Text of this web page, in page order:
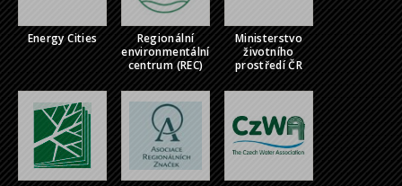
Energy Cities
Regionální
environmentální
centrum (REC)
Ministerstvo
životního
prostředí ČR